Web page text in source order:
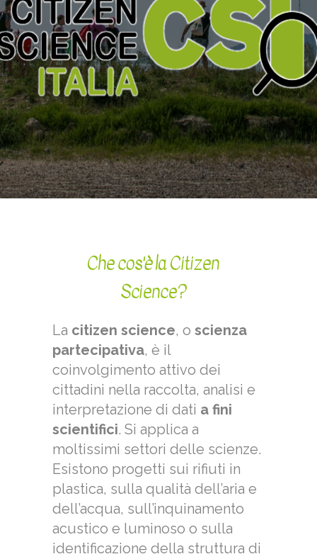
Che cos'è la Citizen
Science?
La citizen science, o scienza
partecipativa, è il
coinvolgimento attivo dei
cittadini nella raccolta, analisi e
interpretazione di dati a fini
scientifici. Si applica a
moltissimi settori delle scienze.
Esistono progetti sui rifiuti in
plastica, sulla qualità dell’aria e
dell’acqua, sull’inquinamento
acustico e luminoso o sulla
identificazione della struttura di